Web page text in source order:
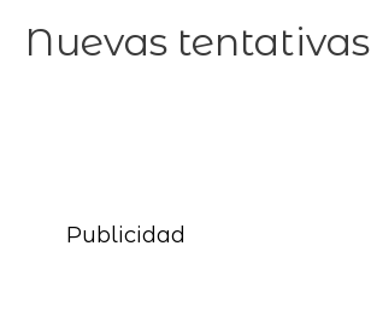
Nuevas tentativas
Publicidad